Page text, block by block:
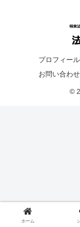
プロフィール
お問い合わせ
©
ホーム